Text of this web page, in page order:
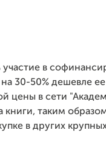
в
30-50% дешевле ее
цены в сети
таким
в других